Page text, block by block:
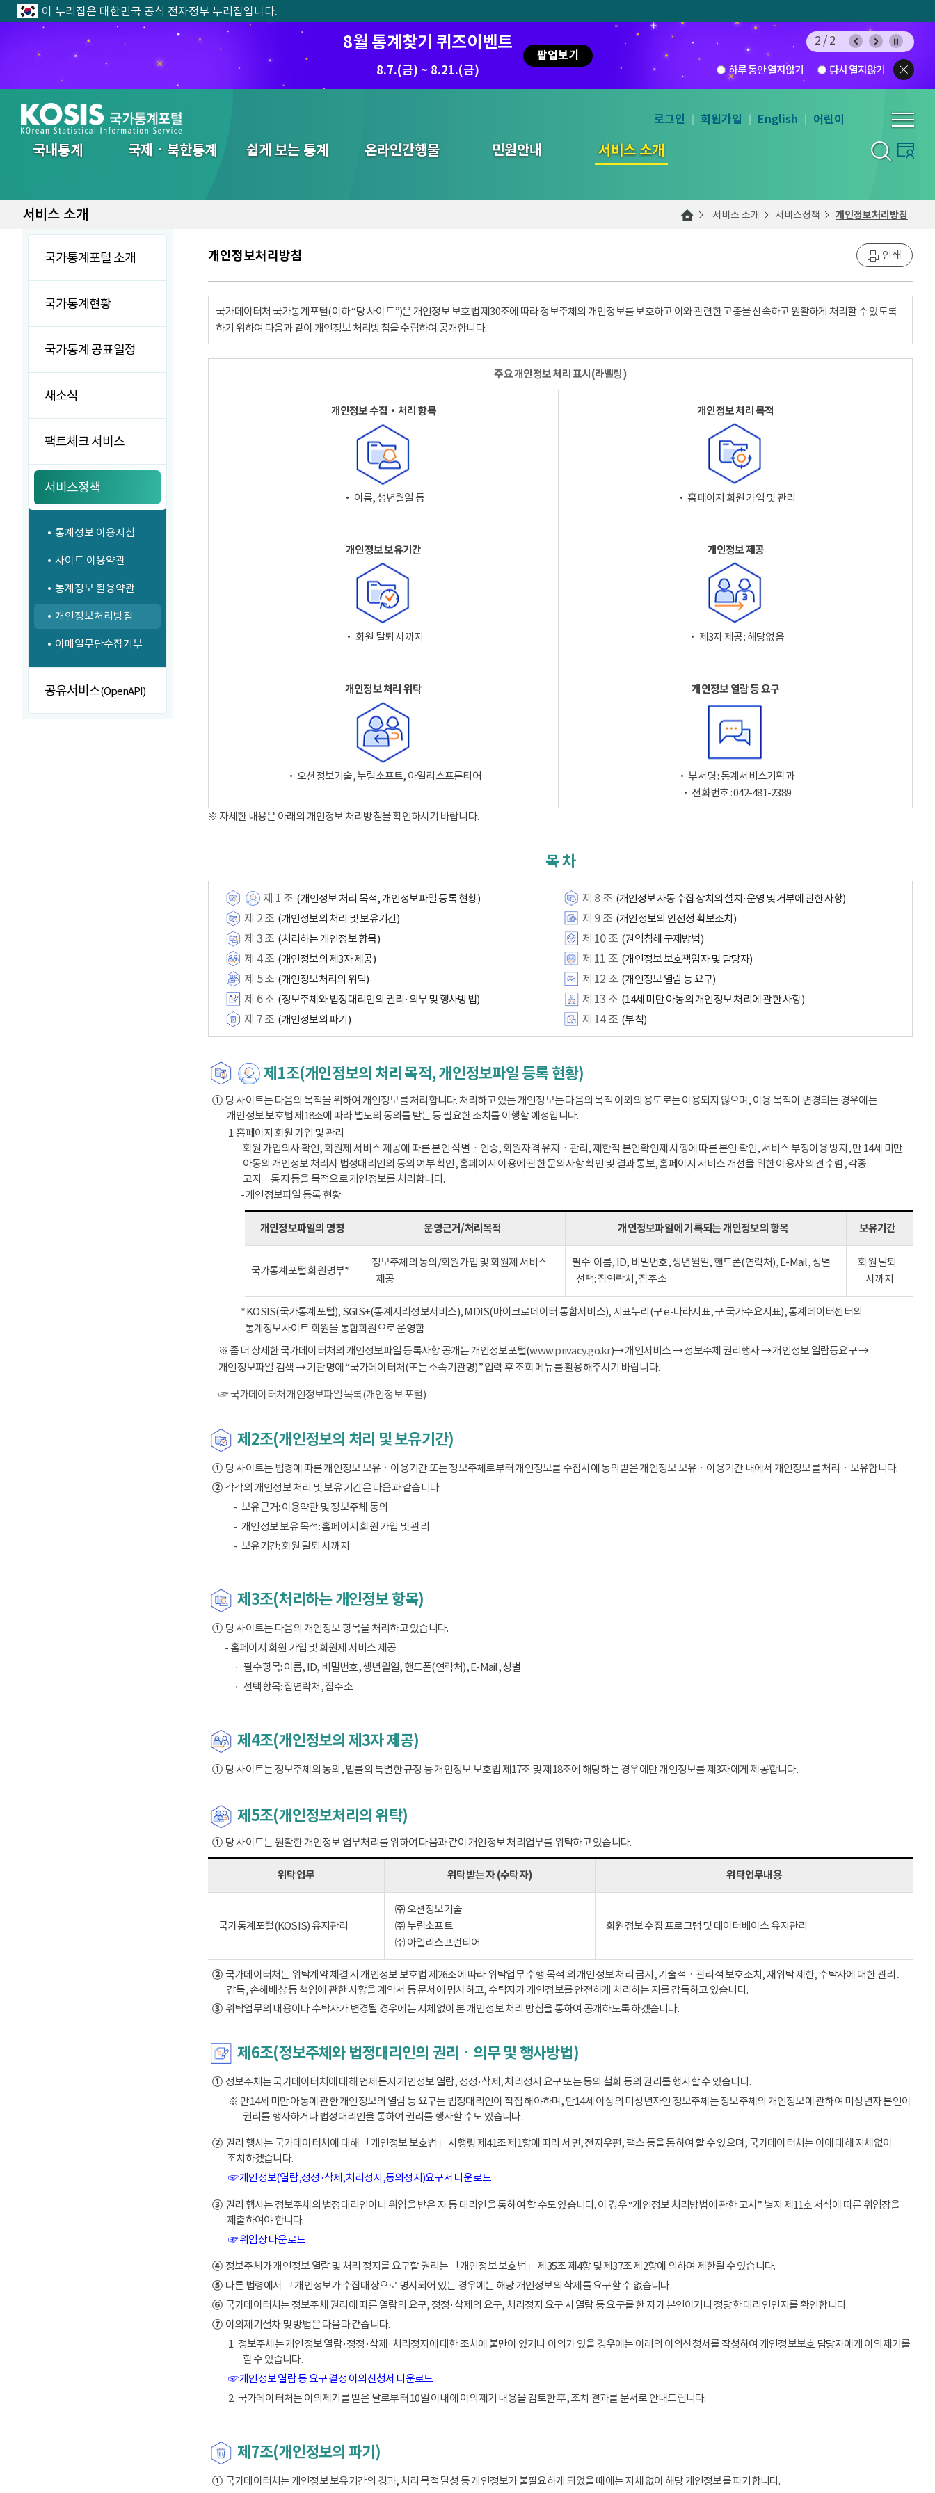
이 누리집은 대한민국 공식 전자정부 누리집입니다.
제13회 2026 국가승인통계활용 디지털콘텐츠 공모전 우수작 투표
2026.7.29 ~ 8.7
팝업보기
8월 통계찾기 퀴즈이벤트
8.7.(금) ~ 8.21.(금)
팝업보기
1/2
하루 동안 열지않기 다시 열지않기
국내통계 국제ㆍ북한통계 쉽게 보는 통계 온라인간행물 민원안내 서비스 소개
통합검색
로그인 회원가입 English 어린이
서비스 소개 서비스 소개 서비스정책 개인정보처리방침
국가통계포털 소개
국가통계현황
국가통계 공표일정
새소식
팩트체크 서비스
서비스정책
통계정보 이용지침
사이트 이용약관
통계정보 활용약관
개인정보처리방침
이메일무단수집거부
공유서비스(OpenAPI)
개인정보처리방침 인쇄
국가데이터처 국가통계포털(이하 “당 사이트”)은 개인정보 보호법 제30조에 따라 정보주체의 개인정보를 보호하고 이와 관련한 고충을 신속하고 원활하게 처리할 수 있도록
하기 위하여 다음과 같이 개인정보 처리방침을 수립하여 공개합니다.
주요 개인정보 처리 표시(라벨링)
개인정보 수집‧처리 항목
‧ 이름, 생년월일 등
개인정보 처리 목적
‧ 홈페이지 회원 가입 및 관리
개인정보 보유기간
‧ 회원 탈퇴 시까지
개인정보 제공
‧ 제3자 제공 : 해당없음
개인정보 처리 위탁
‧ 오션정보기술, 누림소프트, 아일리스프론티어
개인정보 열람 등 요구
‧ 부서명 : 통계서비스기획과
‧ 전화번호 : 042-481-2389
※ 자세한 내용은 아래의 개인정보 처리방침을 확인하시기 바랍니다.
목 차
제 1 조 (개인정보 처리 목적, 개인정보파일 등록 현황)
제 2 조 (개인정보의 처리 및 보유기간)
제 3 조 (처리하는 개인정보 항목)
제 4 조 (개인정보의 제3자 제공)
제 5 조 (개인정보처리의 위탁)
제 6 조 (정보주체와 법정대리인의 권리·의무 및 행사방법)
제 7 조 (개인정보의 파기)
제 8 조 (개인정보 자동 수집 장치의 설치·운영 및 거부에 관한 사항)
제 9 조 (개인정보의 안전성 확보조치)
제 10 조 (권익침해 구제방법)
제 11 조 (개인정보 보호책임자 및 담당자)
제 12 조 (개인정보 열람 등 요구)
제 13 조 (14세 미만 아동의 개인정보 처리에 관한 사항)
제 14 조 (부칙)
제1조(개인정보의 처리 목적, 개인정보파일 등록 현황)
①당 사이트는 다음의 목적을 위하여 개인정보를 처리합니다. 처리하고 있는 개인정보는 다음의 목적 이외의 용도로는 이용되지 않으며, 이용 목적이 변경되는 경우에는
개인정보 보호법 제18조에 따라 별도의 동의를 받는 등 필요한 조치를 이행할 예정입니다.
1. 홈페이지 회원 가입 및 관리
회원 가입의사 확인, 회원제 서비스 제공에 따른 본인 식별ㆍ인증, 회원자격 유지ㆍ관리, 제한적 본인확인제 시행에 따른 본인 확인, 서비스 부정이용 방지, 만 14세 미만
아동의 개인정보 처리시 법정대리인의 동의 여부 확인, 홈페이지 이용에 관한 문의사항 확인 및 결과 통보, 홈페이지 서비스 개선을 위한 이용자 의견 수렴, 각종
고지ㆍ통지 등을 목적으로 개인정보를 처리합니다.
- 개인정보파일 등록 현황
개인정보파일의 명칭 운영근거/처리목적 개인정보파일에 기록되는 개인정보의 항목 보유기간
국가통계포털 회원명부*
정보주체의 동의/회원가입 및 회원제 서비스
제공
필수: 이름, ID, 비밀번호, 생년월일, 핸드폰(연락처), E-Mail, 성별
선택: 집연락처, 집주소
회원 탈퇴
시까지
* KOSIS(국가통계포털), SGIS+(통계지리정보서비스), MDIS(마이크로데이터 통합서비스), 지표누리(구 e-나라지표, 구 국가주요지표), 통계데이터센터의
통계정보사이트 회원을 통합회원으로 운영함
※ 좀 더 상세한 국가데이터처의 개인정보파일 등록사항 공개는 개인정보포털(www.privacy.go.kr)→ 개인서비스 → 정보주체 권리행사 → 개인정보 열람등요구 →
개인정보파일 검색 → 기관명에 “국가데이터처(또는 소속기관명)” 입력 후 조회 메뉴를 활용해주시기 바랍니다.
☞ 국가데이터처 개인정보파일 목록(개인정보 포털)
제2조(개인정보의 처리 및 보유기간)
①당 사이트는 법령에 따른 개인정보 보유ㆍ이용기간 또는 정보주체로부터 개인정보를 수집시에 동의받은 개인정보 보유ㆍ이용기간 내에서 개인정보를 처리ㆍ보유합니다.
②각각의 개인정보 처리 및 보유 기간은 다음과 같습니다.
보유근거: 이용약관 및 정보주체 동의
개인정보 보유 목적: 홈페이지 회원 가입 및 관리
보유기간: 회원 탈퇴 시까지
제3조(처리하는 개인정보 항목)
①당 사이트는 다음의 개인정보 항목을 처리하고 있습니다.
- 홈페이지 회원 가입 및 회원제 서비스 제공
필수항목: 이름, ID, 비밀번호, 생년월일, 핸드폰(연락처), E-Mail, 성별
선택항목: 집연락처, 집주소
제4조(개인정보의 제3자 제공)
①당 사이트는 정보주체의 동의, 법률의 특별한 규정 등 개인정보 보호법 제17조 및 제18조에 해당하는 경우에만 개인정보를 제3자에게 제공합니다.
제5조(개인정보처리의 위탁)
①당 사이트는 원활한 개인정보 업무처리를 위하여 다음과 같이 개인정보 처리업무를 위탁하고 있습니다.
위탁업무 위탁받는 자 (수탁자) 위탁업무내용
국가통계포털(KOSIS) 유지관리
㈜ 오션정보기술
㈜ 누림소프트
㈜ 아일리스프런티어
회원정보 수집 프로그램 및 데이터베이스 유지관리
②국가데이터처는 위탁계약 체결 시 개인정보 보호법 제26조에 따라 위탁업무 수행 목적 외 개인정보 처리 금지, 기술적ㆍ관리적 보호조치, 재위탁 제한, 수탁자에 대한 관리․
감독, 손해배상 등 책임에 관한 사항을 계약서 등 문서에 명시하고, 수탁자가 개인정보를 안전하게 처리하는 지를 감독하고 있습니다.
③위탁업무의 내용이나 수탁자가 변경될 경우에는 지체없이 본 개인정보 처리 방침을 통하여 공개하도록 하겠습니다.
제6조(정보주체와 법정대리인의 권리ㆍ의무 및 행사방법)
①정보주체는 국가데이터처에 대해 언제든지 개인정보 열람, 정정·삭제, 처리정지 요구 또는 동의 철회 등의 권리를 행사할 수 있습니다.
※ 만14세 미만 아동에 관한 개인정보의 열람 등 요구는 법정대리인이 직접 해야하며, 만14세 이상의 미성년자인 정보주체는 정보주체의 개인정보에 관하여 미성년자 본인이
권리를 행사하거나 법정대리인을 통하여 권리를 행사할 수도 있습니다.
②권리 행사는 국가데이터처에 대해 「개인정보 보호법」 시행령 제41조 제1항에 따라 서면, 전자우편, 팩스 등을 통하여 할 수 있으며, 국가데이터처는 이에 대해 지체없이
조치하겠습니다.
☞ 개인정보(열람,정정·삭제,처리정지,동의정지)요구서 다운로드
③권리 행사는 정보주체의 법정대리인이나 위임을 받은 자 등 대리인을 통하여 할 수도 있습니다. 이 경우 “개인정보 처리방법에 관한 고시” 별지 제11호 서식에 따른 위임장을
제출하여야 합니다.
☞ 위임장 다운로드
④정보주체가 개인정보 열람 및 처리 정지를 요구할 권리는 「개인정보 보호법」 제35조 제4항 및 제37조 제2항에 의하여 제한될 수 있습니다.
⑤다른 법령에서 그 개인정보가 수집대상으로 명시되어 있는 경우에는 해당 개인정보의 삭제를 요구할 수 없습니다.
⑥국가데이터처는 정보주체 권리에 따른 열람의 요구, 정정·삭제의 요구, 처리정지 요구 시 열람 등 요구를 한 자가 본인이거나 정당한 대리인인지를 확인합니다.
⑦이의제기절차 및 방법은 다음과 같습니다.
1. 정보주체는 개인정보 열람·정정·삭제·처리정지에 대한 조치에 불만이 있거나 이의가 있을 경우에는 아래의 이의신청서를 작성하여 개인정보보호 담당자에게 이의제기를
할 수 있습니다.
☞ 개인정보 열람 등 요구 결정 이의신청서 다운로드
2. 국가데이터처는 이의제기를 받은 날로부터 10일 이내에 이의제기 내용을 검토한 후, 조치 결과를 문서로 안내드립니다.
제7조(개인정보의 파기)
①국가데이터처는 개인정보 보유기간의 경과, 처리 목적 달성 등 개인정보가 불필요하게 되었을 때에는 지체 없이 해당 개인정보를 파기합니다.